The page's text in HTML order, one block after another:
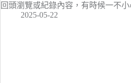
回頭瀏覽或紀錄內容，有時候一不
2025-05-22